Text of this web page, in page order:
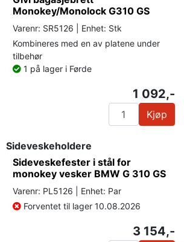
Monokey/Monolock G310 GS
Varenr: SR5126 | Enhet: Stk
Kombineres med en av platene under
tilbehør
1 på lager i Førde
1 092,-
Kjøp
Sideveskeholdere
Sideveskefester i stål for
monokey vesker BMW G 310 GS
Varenr: PL5126 | Enhet: Par
Forventet til lager 10.08.2026
3 154,-